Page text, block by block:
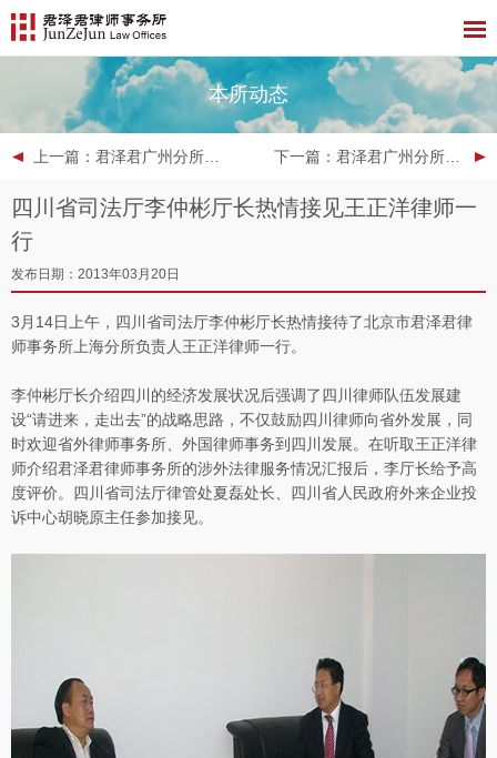
本所动态
上一篇 ：君泽君广州分所行政团队共度2013年秘书节 下一篇 ：君泽君广州分所参与设立中国首家乡村妇女发展民间公益基金会
四川省司法厅李仲彬厅长热情接见王正洋律师一
行
发布日期：2013年03月20日
3月14日上午，四川省司法厅李仲彬厅长热情接待了北京市君泽君律
师事务所上海分所负责人王正洋律师一行。
李仲彬厅长介绍四川的经济发展状况后强调了四川律师队伍发展建
设“请进来，走出去”的战略思路，不仅鼓励四川律师向省外发展，同
时欢迎省外律师事务所、外国律师事务到四川发展。在听取王正洋律
师介绍君泽君律师事务所的涉外法律服务情况汇报后，李厅长给予高
度评价。四川省司法厅律管处夏磊处长、四川省人民政府外来企业投
诉中心胡晓原主任参加接见。